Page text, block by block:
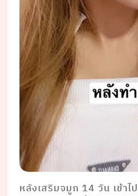
หลังเสริมจมูก 14 วัน เข้า